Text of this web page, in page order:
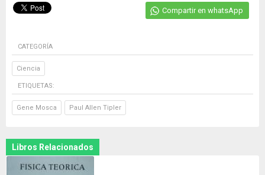
Compartir en whatsApp
CATEGORÍA
Ciencia
ETIQUETAS:
Gene Mosca Paul Allen Tipler
Libros Relacionados